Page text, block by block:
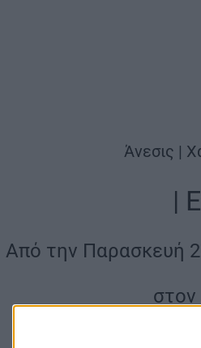
Άνεσις |
|
Από την Παρασκευή
– Ο δημοφιλέστερος